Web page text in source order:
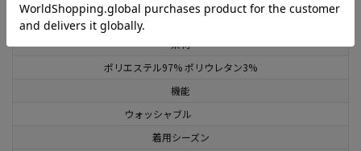
素材
ポリエステル97% ポリウレタン3%
機能
ウォッシャブル
着用シーズン